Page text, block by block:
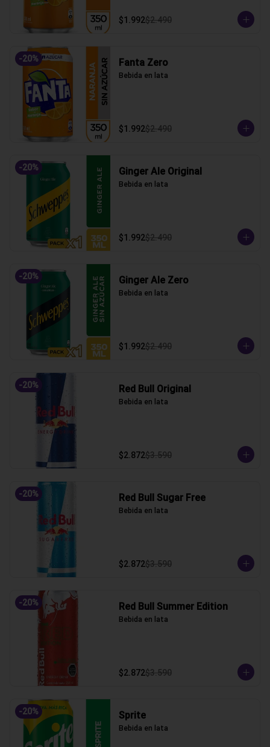
$1.992$2.490
-20% Fanta Zero
Bebida en lata
$1.992$2.490
-20% Ginger Ale Original
Bebida en lata
$1.992$2.490
-20% Ginger Ale Zero
Bebida en lata
$1.992$2.490
-20% Red Bull Original
Bebida en lata
$2.872$3.590
-20% Red Bull Sugar Free
Bebida en lata
$2.872$3.590
-20% Red Bull Summer Edition
Bebida en lata
$2.872$3.590
-20% Sprite
Bebida en lata